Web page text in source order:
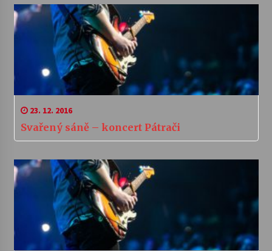
23. 12. 2016
Svařený sáně – koncert Pátrači